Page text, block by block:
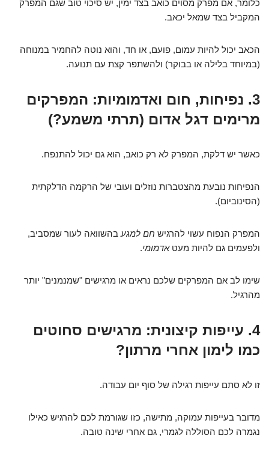
כלומר, אם מפרק מסוים כואב בצד ימין, יש סיכוי טוב שגם המפרק
המקביל בצד שמאל יכאב.
הכאב יכול להיות עמום, פועם, או חד, והוא נוטה להחמיר במנוחה
(במיוחד בלילה או בבוקר) ולהשתפר קצת עם תנועה.
3. נפיחות, חום ואדמומיות: המפרקים
מרימים דגל אדום (תרתי משמע?)
כאשר יש דלקת, המפרק לא רק כואב, הוא גם יכול להתנפח.
הנפיחות נובעת מהצטברות נוזלים ועובי של הרקמה הדלקתית
(הסינוביום).
המפרק הנפוח עשוי להרגיש חם למגעבהשוואה לעור שמסביב,
ולפעמים גם להיות מעטאדמומי.
שימו לב אם המפרקים שלכם נראים או מרגישים "שמנמנים" יותר
מהרגיל.
4. עייפות קיצונית: מרגישים סחוטים
כמו לימון אחרי מרתון?
זו לא סתם עייפות רגילה של סוף יום עבודה.
מדובר בעייפות עמוקה, מתישה, כזו שגורמת לכם להרגיש כאילו
נגמרה לכם הסוללה לגמרי, גם אחרי שינה טובה.